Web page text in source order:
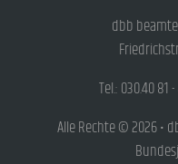
dbb
Tel.: 030.40 81
Alle Rechte © 2026 •